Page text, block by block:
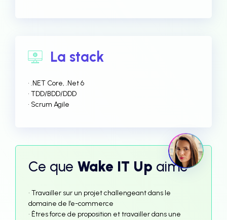
La stack
• .NET Core, .Net 6
• TDD/BDD/DDD
• Scrum Agile
Ce que Wake IT Up aime
• Travailler sur un projet challengeant dans le
domaine de l’e-commerce
• Êtres force de proposition et travailler dans une